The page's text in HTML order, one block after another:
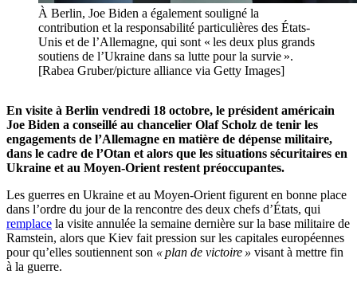
À Berlin, Joe Biden a également souligné la
contribution et la responsabilité particulières des États-
Unis et de l’Allemagne, qui sont « les deux plus grands
soutiens de l’Ukraine dans sa lutte pour la survie ».
[Rabea Gruber/picture alliance via Getty Images]
En visite à Berlin vendredi 18 octobre, le président américain
Joe Biden a conseillé au chancelier Olaf Scholz de tenir les
engagements de l’Allemagne en matière de dépense militaire,
dans le cadre de l’Otan et alors que les situations sécuritaires en
Ukraine et au Moyen-Orient restent préoccupantes.
Les guerres en Ukraine et au Moyen-Orient figurent en bonne place
dans l’ordre du jour de la rencontre des deux chefs d’États, qui
remplace la visite annulée la semaine dernière sur la base militaire de
Ramstein, alors que Kiev fait pression sur les capitales européennes
pour qu’elles soutiennent son « plan de victoire » visant à mettre fin
à la guerre.